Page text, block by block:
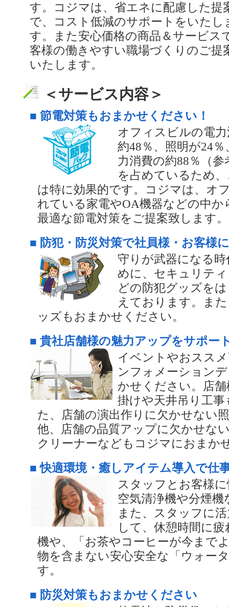
す。コジマは、省エネに配慮した提
で、コスト低減のサポートをいたし
す。また安心価格の商品＆サービス
客様の働きやすい職場づくりのご提
いたします。
＜サービス内容＞
■ 節電対策もおまかせください！
オフィスビルの電
約48％、照明が24
力消費の約88％（
を占めているため
は特に効果的です。コジマは、オ
れている家電やOA機器などの中
最適な節電対策をご提案致します。
■ 防犯・防災対策で社員様・お客様
守りが武器になる
めに、セキュリテ
どの防犯グッズを
えております。ま
ッズもおまかせください。
■ 貴社店舗様の魅力アップをサポー
イベントやおスス
ンフォメーション
かせください。店
掛けや天井吊り工
た、店舗の演出作りに欠かせない
他、店舗の品質アップに欠かせな
クリーナーなどもコジマにおまか
■ 快適環境・癒しアイテム導入で仕
スタッフとお客様
空気清浄機や分煙
また、スタッフに
して、休憩時間に
機や、「お茶やコーヒーが今まで
物を含まない安心安全な「ウォー
す。
■ 防災対策もおまかせください